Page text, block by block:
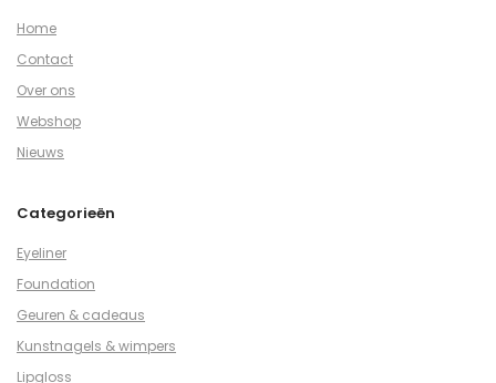
Home
Contact
Over ons
Webshop
Nieuws
Categorieën
Eyeliner
Foundation
Geuren & cadeaus
Kunstnagels & wimpers
Lipgloss